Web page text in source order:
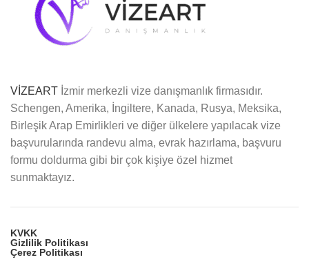
VİZEART İzmir merkezli vize danışmanlık firmasıdır.
Schengen, Amerika, İngiltere, Kanada, Rusya, Meksika,
Birleşik Arap Emirlikleri ve diğer ülkelere yapılacak vize
başvurularında randevu alma, evrak hazırlama, başvuru
formu doldurma gibi bir çok kişiye özel hizmet
sunmaktayız.
KVKK
Gizlilik Politikası
Çerez Politikası